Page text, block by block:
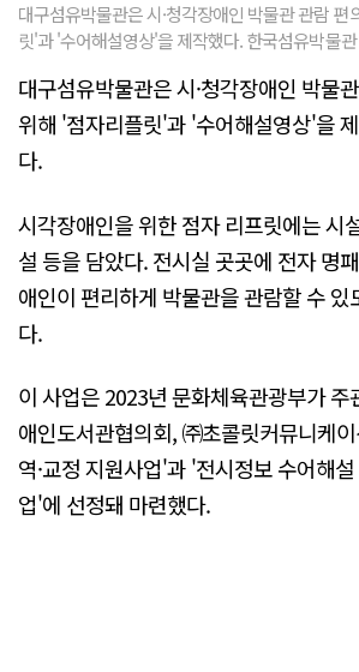
대구섬유박물관은 시·청각장애인 박물관 관람 편
릿'과 '수어해설영상'을 제작했다. 한국섬유박물
대구섬유박물관은 시·청각장애인 박물
위해 '점자리플릿'과 '수어해설영상'을
다.
시각장애인을 위한 점자 리프릿에는 시
설 등을 담았다. 전시실 곳곳에 전자 명
애인이 편리하게 박물관을 관람할 수
다.
이 사업은 2023년 문화체육관광부가
애인도서관협의회, ㈜초콜릿커뮤니케
역·교정 지원사업'과 '전시정보 수어해
업'에 선정돼 마련했다.